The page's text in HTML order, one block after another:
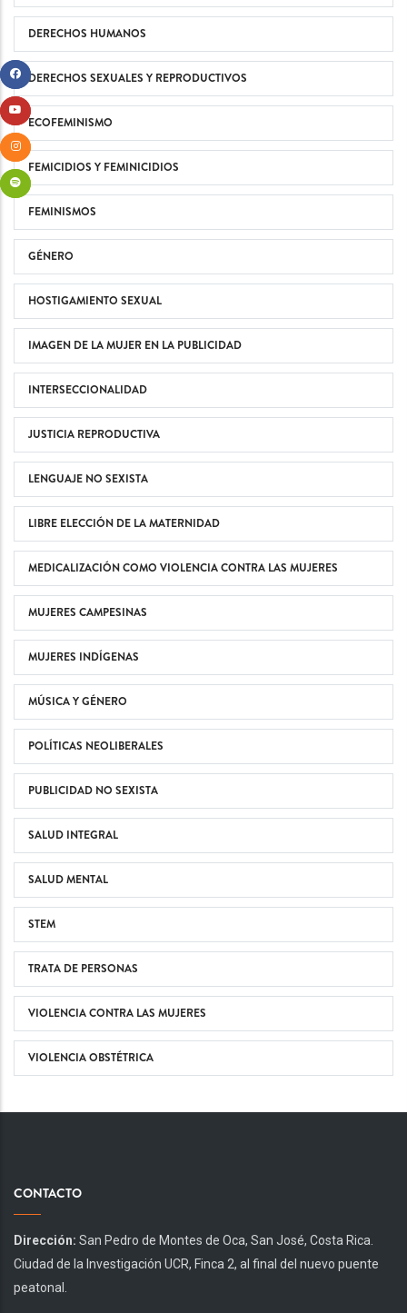
DERECHOS HUMANOS
DERECHOS SEXUALES Y REPRODUCTIVOS
ECOFEMINISMO
FEMICIDIOS Y FEMINICIDIOS
FEMINISMOS
GÉNERO
HOSTIGAMIENTO SEXUAL
IMAGEN DE LA MUJER EN LA PUBLICIDAD
INTERSECCIONALIDAD
JUSTICIA REPRODUCTIVA
LENGUAJE NO SEXISTA
LIBRE ELECCIÓN DE LA MATERNIDAD
MEDICALIZACIÓN COMO VIOLENCIA CONTRA LAS MUJERES
MUJERES CAMPESINAS
MUJERES INDÍGENAS
MÚSICA Y GÉNERO
POLÍTICAS NEOLIBERALES
PUBLICIDAD NO SEXISTA
SALUD INTEGRAL
SALUD MENTAL
STEM
TRATA DE PERSONAS
VIOLENCIA CONTRA LAS MUJERES
VIOLENCIA OBSTÉTRICA
CONTACTO
Dirección: San Pedro de Montes de Oca, San José, Costa Rica.
Ciudad de la Investigación UCR, Finca 2, al final del nuevo puente
peatonal.